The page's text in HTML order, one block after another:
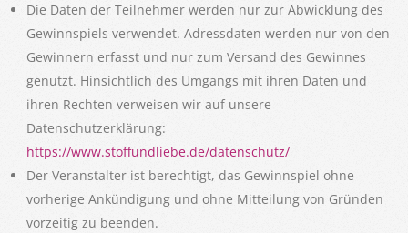
Die Daten der Teilnehmer werden nur zur Abwicklung des
Gewinnspiels verwendet. Adressdaten werden nur von den
Gewinnern erfasst und nur zum Versand des Gewinnes
genutzt. Hinsichtlich des Umgangs mit ihren Daten und
ihren Rechten verweisen wir auf unsere
Datenschutzerklärung:
https://www.stoffundliebe.de/datenschutz/
Der Veranstalter ist berechtigt, das Gewinnspiel ohne
vorherige Ankündigung und ohne Mitteilung von Gründen
vorzeitig zu beenden.